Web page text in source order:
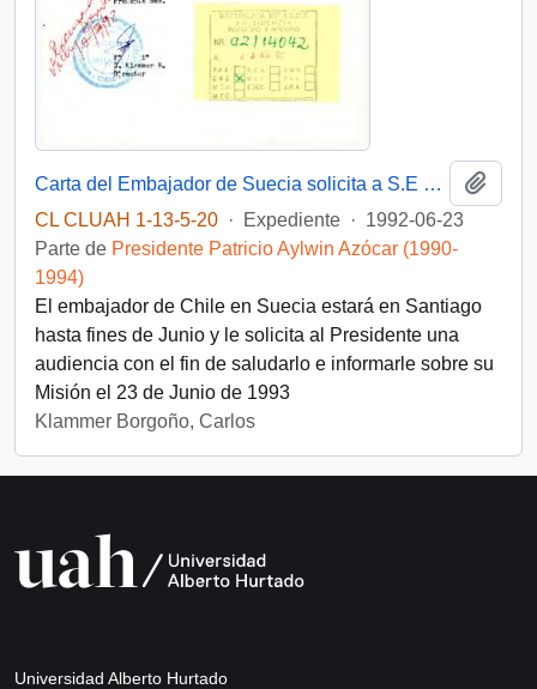
Carta del Embajador de Suecia solicita a S.E una audiencia para Junio de 1992
CL CLUAH 1-13-5-20 · Expediente · 1992-06-23
Parte de Presidente Patricio Aylwin Azócar (1990-
1994)
El embajador de Chile en Suecia estará en Santiago
hasta fines de Junio y le solicita al Presidente una
audiencia con el fin de saludarlo e informarle sobre su
Misión el 23 de Junio de 1993
Klammer Borgoño, Carlos
Universidad Alberto Hurtado